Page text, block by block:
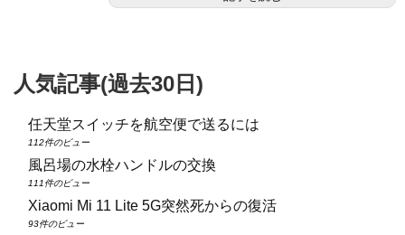
人気記事(過去30日)
任天堂スイッチを航空便で送るには
112件のビュー
風呂場の水栓ハンドルの交換
111件のビュー
Xiaomi Mi 11 Lite 5G突然死からの復活
93件のビュー